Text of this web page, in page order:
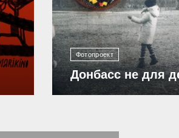
Фотопроект
Донбасс не для